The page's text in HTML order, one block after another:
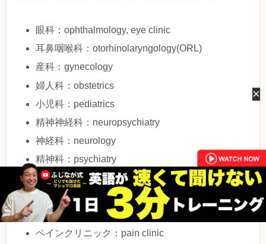
眼科：ophthalmology, eye clinic
耳鼻咽喉科：otorhinolaryngology(ORL)
産科：gynecology
婦人科：obstetrics
小児科：pediatrics
精神神経科：neuropsychiatry
神経科：neurology
精神科：psychiatry
アレルギー科：allergy
リウマチ科：rheumatology
リハビリテーション科：rehabilitation
ペインクリニック：pain clinic
×